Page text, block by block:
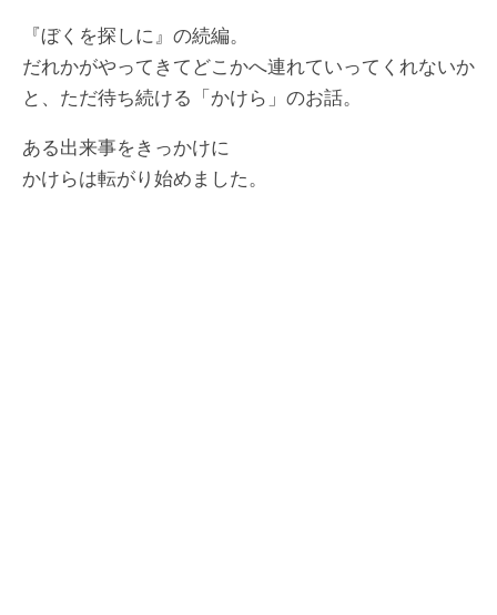
『ぼくを探しに』の続編。
だれかがやってきてどこかへ連れていってくれないか
と、ただ待ち続ける「かけら」のお話。
ある出来事をきっかけに
かけらは転がり始めました。